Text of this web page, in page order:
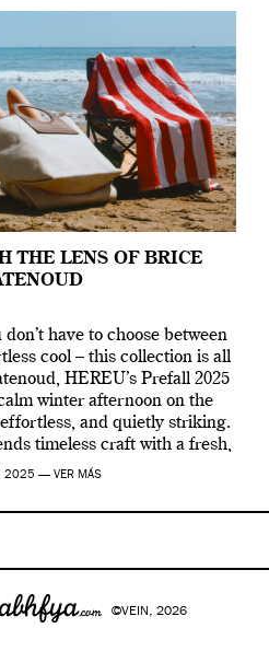
THE LENS OF BRICE
have to choose between
cool – this collection is all
HEREU’s Prefall 2025
winter afternoon on the
and quietly striking.
timeless craft with a fresh,
vibe, creating […]
2025 — VER MÁS
©VEIN, 2026